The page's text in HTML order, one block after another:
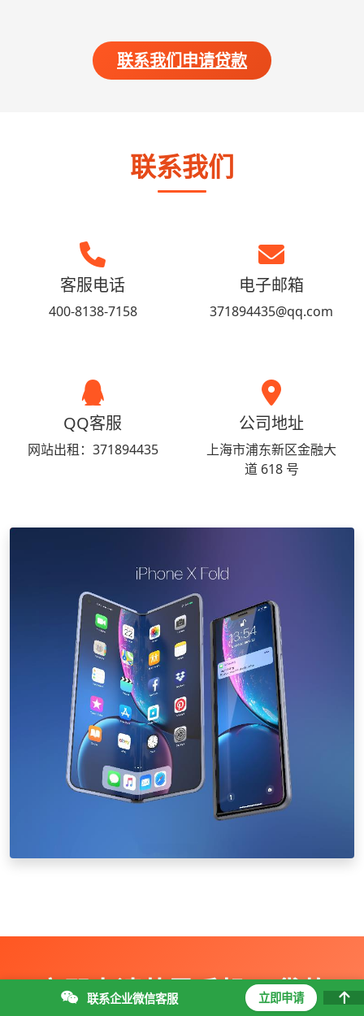
联系我们申请贷款
联系我们
客服电话
400-8138-7158
电子邮箱
371894435@qq.com
QQ客服
网站出租：371894435
公司地址
上海市浦东新区金融大
道 618 号
立即申请苹果手机ID贷款
联系企业微信客服 立即申请